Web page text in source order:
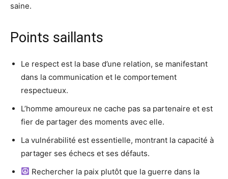
saine.
Points saillants
Le respect est la base d’une relation, se manifestant
dans la communication et le comportement
respectueux.
L’homme amoureux ne cache pas sa partenaire et est
fier de partager des moments avec elle.
La vulnérabilité est essentielle, montrant la capacité à
partager ses échecs et ses défauts.
Rechercher la paix plutôt que la guerre dans la